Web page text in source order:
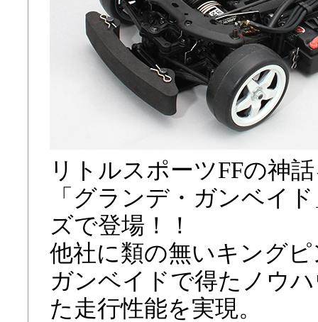
リトルスポーツFFの神
「グランデ・ガンベイ
ズで登場！！
他社に類の無いキング
ガンベイドで得たノウ
た走行性能を実現。